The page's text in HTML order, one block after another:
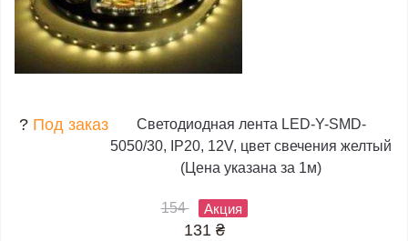
? Под заказ
Светодиодная лента LED-Y-SMD-
5050/30, IP20, 12V, цвет свечения желтый
(Цена указана за 1м)
154 Акция
131 ₴